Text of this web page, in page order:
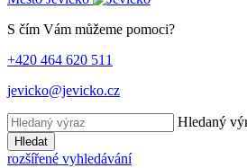
S čím Vám můžeme pomoci?
+420 464 620 511
jevicko@jevicko.cz
Hledaný
Hledat
rozšířené vyhledávání